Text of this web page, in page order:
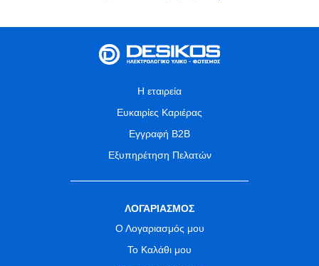
Η εταιρεία
Ευκαιρίες Καριέρας
Εγγραφή B2B
Εξυπηρέτηση Πελατών
ΛΟΓΑΡΙΑΣΜΟΣ
Ο Λογαριασμός μου
Το Καλάθι μου